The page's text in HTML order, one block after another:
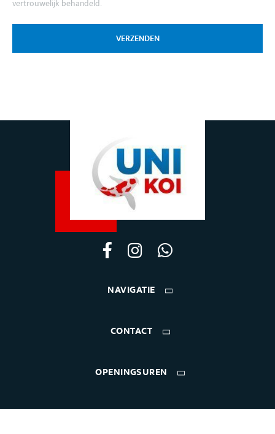
vertrouwelijk behandeld.
VERZENDEN
NAVIGATIE
CONTACT
OPENINGSUREN